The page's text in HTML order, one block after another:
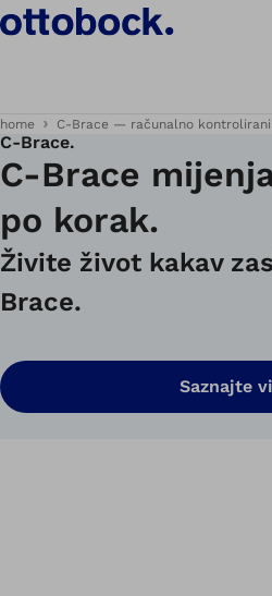
home C-Brace — računalno
C‑Brace.
C-Brace
po korak.
Živite život kakav
Brace.
Saznajte